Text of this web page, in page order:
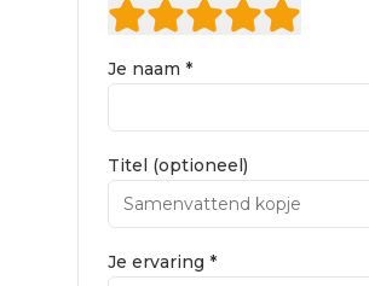
Je naam *
Titel (optioneel)
Je ervaring *